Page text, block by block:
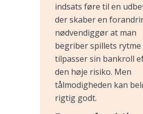
indsats føre til en
der skaber en
nødvendiggør at man
begriber spillets rytme
tilpasser sin bankroll
den høje risiko. Men
tålmodigheden kan
rigtig godt.